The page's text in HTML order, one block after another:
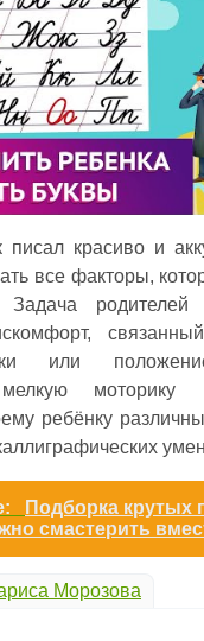
писал красиво и
все факторы,
Задача
или
мелкую моторику
ребёнку
Подборка крутых
смастерить
Морозова